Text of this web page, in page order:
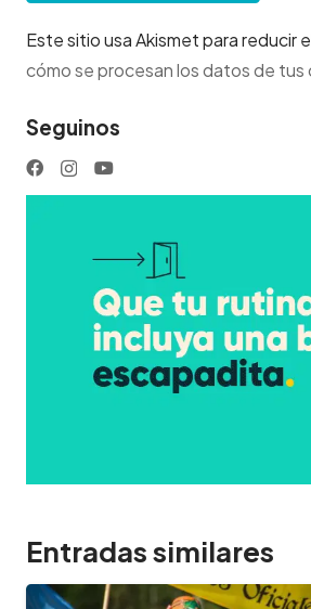
Este sitio usa Akismet para reducir
cómo se procesan los datos de tus
Seguinos
Entradas similares